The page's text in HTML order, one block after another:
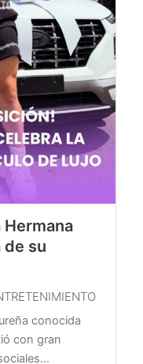
su
conocida
con gran